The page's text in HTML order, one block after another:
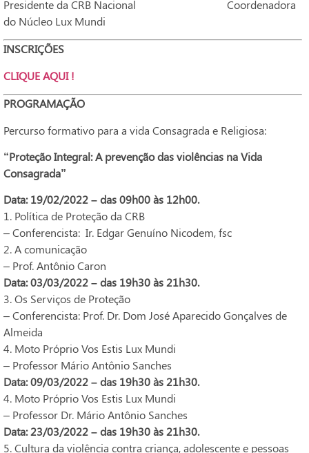
Presidente da CRB Nacional Coordenadora
do Núcleo Lux Mundi
INSCRIÇÕES
CLIQUE AQUI !
PROGRAMAÇÃO
Percurso formativo para a vida Consagrada e Religiosa:
“Proteção Integral: A prevenção das violências na Vida
Consagrada”
Data: 19/02/2022 – das 09h00 às 12h00.
1. Política de Proteção da CRB
– Conferencista: Ir. Edgar Genuíno Nicodem, fsc
2. A comunicação
– Prof. Antônio Caron
Data: 03/03/2022 – das 19h30 às 21h30.
3. Os Serviços de Proteção
– Conferencista: Prof. Dr. Dom José Aparecido Gonçalves de
Almeida
4. Moto Próprio Vos Estis Lux Mundi
– Professor Mário Antônio Sanches
Data: 09/03/2022 – das 19h30 às 21h30.
4. Moto Próprio Vos Estis Lux Mundi
– Professor Dr. Mário Antônio Sanches
Data: 23/03/2022 – das 19h30 às 21h30.
5. Cultura da violência contra criança, adolescente e pessoas